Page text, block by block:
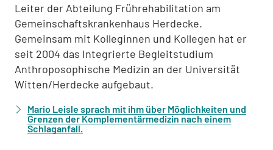
Leiter der Abteilung Frührehabilitation am
Gemeinschaftskrankenhaus Herdecke.
Gemeinsam mit Kolleginnen und Kollegen hat er
seit 2004 das Integrierte Begleitstudium
Anthroposophische Medizin an der Universität
Witten/Herdecke aufgebaut.
Mario Leisle sprach mit ihm über Möglichkeiten und
Grenzen der Komplementärmedizin nach einem
Schlaganfall.